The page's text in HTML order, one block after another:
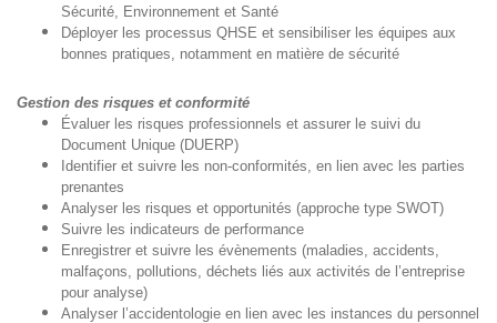
Sécurité, Environnement et Santé
Déployer les processus QHSE et sensibiliser les équipes aux
bonnes pratiques, notamment en matière de sécurité
Gestion des risques et conformité
Évaluer les risques professionnels et assurer le suivi du
Document Unique (DUERP)
Identifier et suivre les non-conformités, en lien avec les parties
prenantes
Analyser les risques et opportunités (approche type SWOT)
Suivre les indicateurs de performance
Enregistrer et suivre les évènements (maladies, accidents,
malfaçons, pollutions, déchets liés aux activités de l’entreprise
pour analyse)
Analyser l’accidentologie en lien avec les instances du personnel